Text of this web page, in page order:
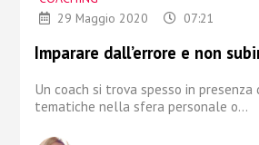
29 Maggio 2020
07:21
Imparare dall’errore e non
Un coach si trova spesso in presenza
tematiche nella sfera personale o...